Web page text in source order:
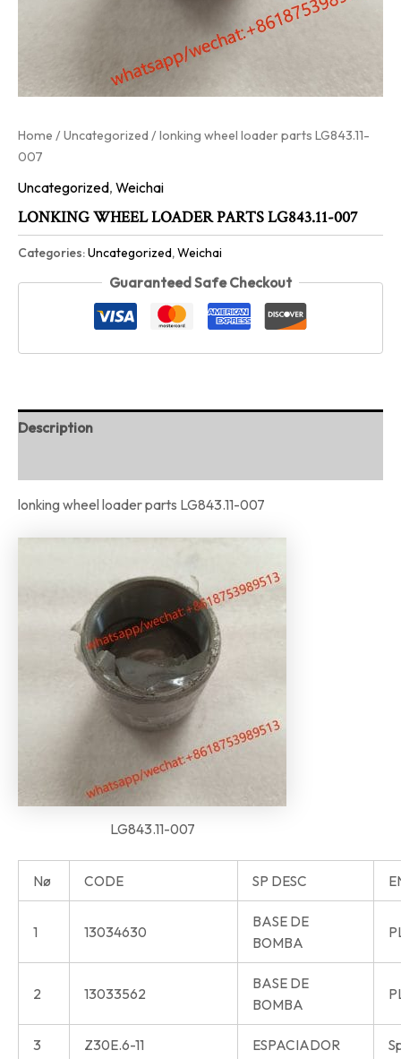
Home /Uncategorized / lonking wheel loader parts LG843.11-
007
Uncategorized, Weichai
LONKING WHEEL LOADER PARTS LG843.11-007
Categories:Uncategorized,Weichai
Guaranteed Safe Checkout
Description
lonking wheel loader parts LG843.11-007
LG843.11-007
Nø CODE SP DESC
1 13034630
BASE DE
BOMBA
2 13033562
BASE DE
BOMBA
3 Z30E.6-11 ESPACIADOR